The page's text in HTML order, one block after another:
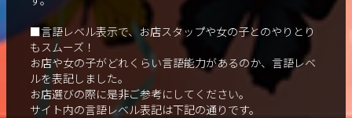
■言語レベル表示で、お店スタップや女の子とのやりとり
もスムーズ！
お店や女の子がどれくらい言語能力があるのか、言語レベ
ルを表記しました。
お店選びの際に是非ご参考にしてください。
サイト内の言語レベル表記は下記の通りです。